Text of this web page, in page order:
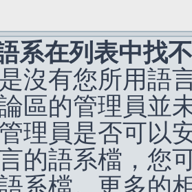
系在列表中找
沒有您所用語
區的管理員並
理員是否可以
的語系檔，您
系檔。更多的